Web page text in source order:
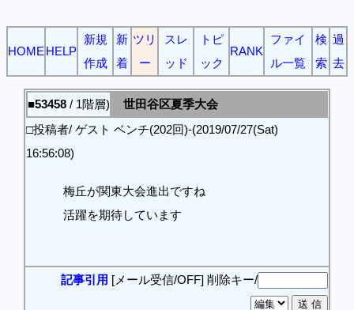
HOME HELP
新規
作成
新
着
ツリ
ー
スレ
ッド
トピ
ック
RANK
ファイ
ル一覧
検
索
過
去
■53458 / 1階層)
世田谷区夏季大会
□投稿者/ ゲスト ベンチ(202回)-(2019/07/27(Sat)
16:56:08)
梅丘が関東大会進出ですね
活躍を期待しています
記事引用 [メール受信/OFF] 削除キー/